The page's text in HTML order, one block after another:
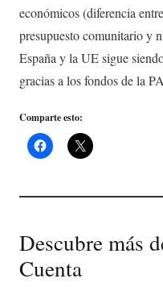
económicos (diferencia
presupuesto comunitario y
España y la UE sigue
gracias a los fondos de la
Comparte esto:
Descubre más
Cuenta